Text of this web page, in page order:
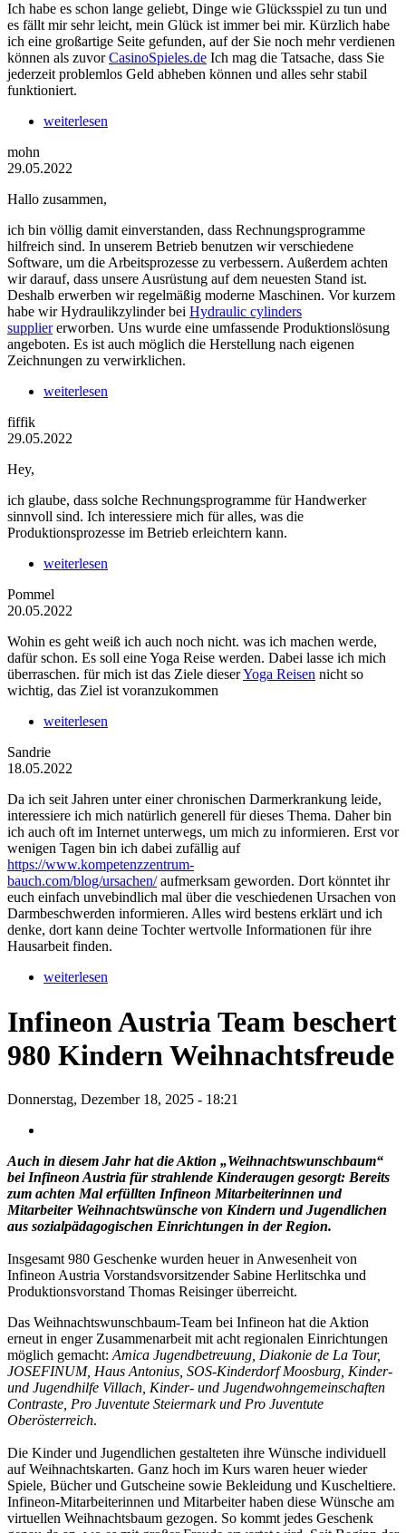
Ich habe es schon lange geliebt, Dinge wie Glücksspiel zu tun und
es fällt mir sehr leicht, mein Glück ist immer bei mir. Kürzlich habe
ich eine großartige Seite gefunden, auf der Sie noch mehr verdienen
können als zuvorCasinoSpieles.de Ich mag die Tatsache, dass Sie
jederzeit problemlos Geld abheben können und alles sehr stabil
funktioniert.
weiterlesen
mohn
29.05.2022
Hallo zusammen,
ich bin völlig damit einverstanden, dass Rechnungsprogramme
hilfreich sind. In unserem Betrieb benutzen wir verschiedene
Software, um die Arbeitsprozesse zu verbessern. Außerdem achten
wir darauf, dass unsere Ausrüstung auf dem neuesten Stand ist.
Deshalb erwerben wir regelmäßig moderne Maschinen. Vor kurzem
habe wir Hydraulikzylinder bei Hydraulic cylinders
suppliererworben. Uns wurde eine umfassende Produktionslösung
angeboten. Es ist auch möglich die Herstellung nach eigenen
Zeichnungen zu verwirklichen.
weiterlesen
fiffik
29.05.2022
Hey,
ich glaube, dass solche Rechnungsprogramme für Handwerker
sinnvoll sind. Ich interessiere mich für alles, was die
Produktionsprozesse im Betrieb erleichtern kann.
weiterlesen
Pommel
20.05.2022
Wohin es geht weiß ich auch noch nicht. was ich machen werde,
dafür schon. Es soll eine Yoga Reise werden. Dabei lasse ich mich
überraschen. für mich ist das Ziele dieserYoga Reisen nicht so
wichtig, das Ziel ist voranzukommen
weiterlesen
Sandrie
18.05.2022
Da ich seit Jahren unter einer chronischen Darmerkrankung leide,
interessiere ich mich natürlich generell für dieses Thema. Daher bin
ich auch oft im Internet unterwegs, um mich zu informieren. Erst vor
wenigen Tagen bin ich dabei zufällig auf
https://www.kompetenzzentrum-
bauch.com/blog/ursachen/aufmerksam geworden. Dort könntet ihr
euch einfach unvebindlich mal über die veschiedenen Ursachen von
Darmbeschwerden informieren. Alles wird bestens erklärt und ich
denke, dort kann deine Tochter wertvolle Informationen für ihre
Hausarbeit finden.
weiterlesen
Infineon Austria Team beschert
980 Kindern Weihnachtsfreude
Donnerstag, Dezember 18, 2025 - 18:21
Auch in diesem Jahr hat die Aktion „Weihnachtswunschbaum“
bei Infineon Austria für strahlende Kinderaugen gesorgt: Bereits
zum achten Mal erfüllten Infineon Mitarbeiterinnen und
Mitarbeiter Weihnachtswünsche von Kindern und Jugendlichen
aus sozialpädagogischen Einrichtungen in der Region.
Insgesamt 980 Geschenke wurden heuer in Anwesenheit von
Infineon Austria Vorstandsvorsitzender Sabine Herlitschka und
Produktionsvorstand Thomas Reisinger überreicht.
Das Weihnachtswunschbaum-Team bei Infineon hat die Aktion
erneut in enger Zusammenarbeit mit acht regionalen Einrichtungen
möglich gemacht: Amica Jugendbetreuung, Diakonie de La Tour,
JOSEFINUM, Haus Antonius, SOS-Kinderdorf Moosburg, Kinder-
und Jugendhilfe Villach, Kinder- und Jugendwohngemeinschaften
Contraste, Pro Juventute Steiermark und Pro Juventute
Oberösterreich.
Die Kinder und Jugendlichen gestalteten ihre Wünsche individuell
auf Weihnachtskarten. Ganz hoch im Kurs waren heuer wieder
Spiele, Bücher und Gutscheine sowie Bekleidung und Kuscheltiere.
Infineon-Mitarbeiterinnen und Mitarbeiter haben diese Wünsche am
virtuellen Weihnachtsbaum gezogen. So kommt jedes Geschenk